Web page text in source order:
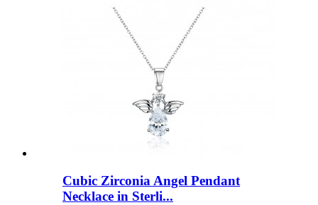
Cubic Zirconia Angel Pendant
Necklace in Sterli...